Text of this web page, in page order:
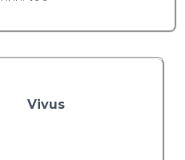
Vivus